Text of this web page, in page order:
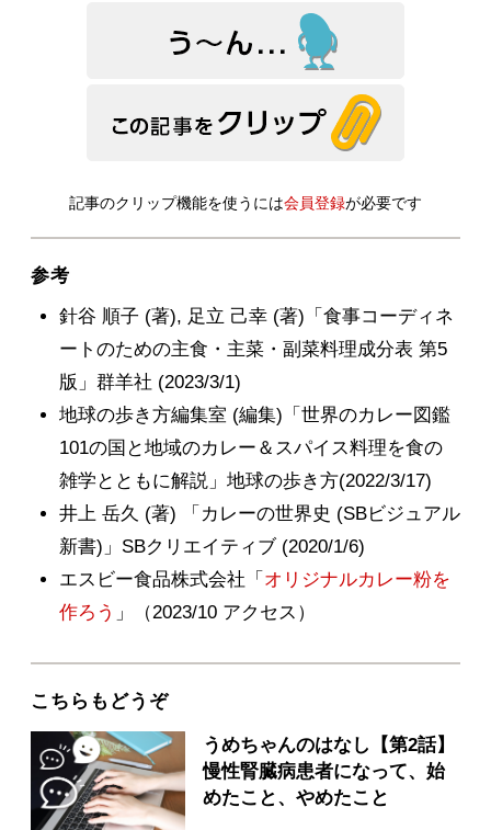
記事のクリップ機能を使うには会員登録が必要です
参考
針谷 順子 (著), 足立 己幸 (著)「食事コーディネ
ートのための主食・主菜・副菜料理成分表 第5
版」群羊社 (2023/3/1)
地球の歩き方編集室 (編集)「世界のカレー図鑑
101の国と地域のカレー＆スパイス料理を食の
雑学とともに解説」地球の歩き方(2022/3/17)
井上 岳久 (著) 「カレーの世界史 (SBビジュアル
新書)」SBクリエイティブ (2020/1/6)
エスビー食品株式会社「 オリジナルカレー粉を
作ろう 」（2023/10 アクセス）
こちらもどうぞ
うめちゃんのはなし【第2話】
慢性腎臓病患者になって、始
めたこと、やめたこと